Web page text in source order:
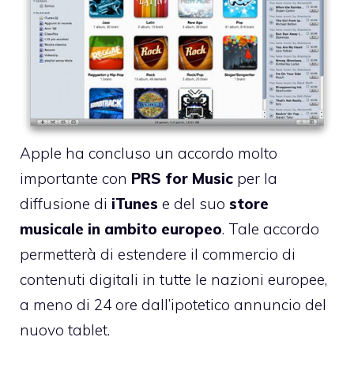
Apple ha concluso un accordo molto
importante con PRS for Music per la
diffusione di iTunes e del suo store
musicale in ambito europeo. Tale accordo
permetterà di estendere il commercio di
contenuti digitali in tutte le nazioni europee,
a meno di 24 ore dall’ipotetico annuncio del
nuovo tablet.